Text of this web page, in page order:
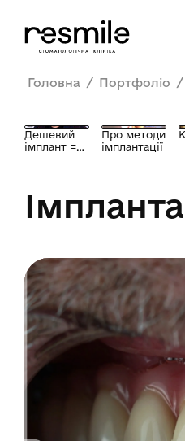
Головна / Портфоліо /
Дешевий
імплант =
Про методи
імплантації